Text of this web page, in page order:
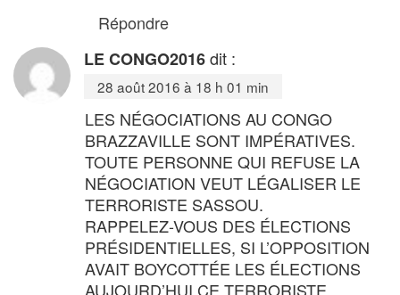
Répondre
LE CONGO2016dit :
28 août 2016 à 18 h 01 min
LES NÉGOCIATIONS AU CONGO
BRAZZAVILLE SONT IMPÉRATIVES.
TOUTE PERSONNE QUI REFUSE LA
NÉGOCIATION VEUT LÉGALISER LE
TERRORISTE SASSOU.
RAPPELEZ-VOUS DES ÉLECTIONS
PRÉSIDENTIELLES, SI L’OPPOSITION
AVAIT BOYCOTTÉE LES ÉLECTIONS
AUJOURD’HUI CE TERRORISTE